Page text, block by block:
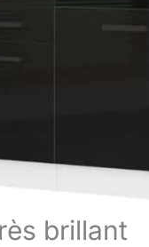
brillant